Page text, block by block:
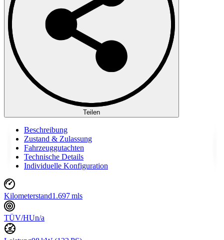
Teilen
Beschreibung
Zustand & Zulassung
Fahrzeuggutachten
Technische Details
Individuelle Konfiguration
Kilometerstand1.697 mls
TÜV/HUn/a